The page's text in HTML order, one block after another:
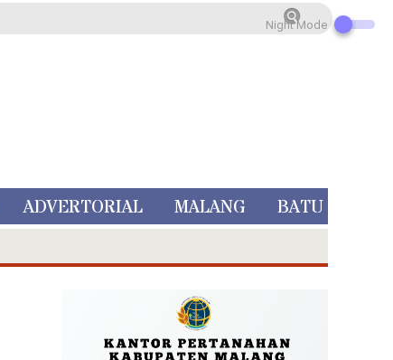
ADVERTORIAL MALANG BATU
Night Mode